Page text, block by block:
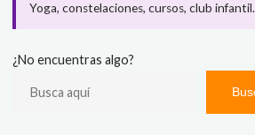
Yoga, constelaciones, cursos, club
¿No encuentras algo?